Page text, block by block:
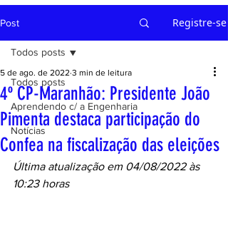
Post Registre-se
Todos posts
Aprendendo c/ a Engenharia
Notícias
Todos posts
4º CP-Maranhão: Presidente João
Pimenta destaca participação do
Confea na fiscalização das eleições
5 de ago. de 2022 3 min de leitura
Última atualização em 04/08/2022 às
10:23 horas